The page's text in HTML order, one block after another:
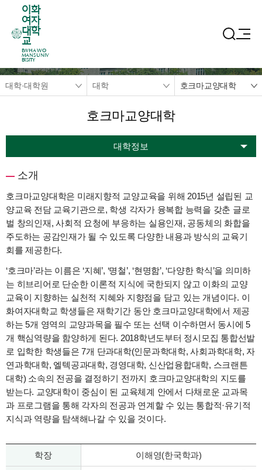
이화
여자
대학
교
EWHA WO
MANS UNIV
ERSITY
대학·대학원 대학 호크마교양대학
호크마교양대학
대학정보
소개
호크마교양대학은 미래지향적 교양교육을 위해 2015년 설립된 교
양교육 전담 교육기관으로, 학생 각자가 융복합 능력을 갖춘 글로
벌 창의인재, 사회적 요청에 부응하는 실용인재, 공동체의 화합을
주도하는 공감인재가 될 수 있도록 다양한 내용과 방식의 교육기
회를 제공한다.
‘호크마’라는 이름은 ‘지혜’, ‘명철’, ‘현명함’, ‘다양한 학식’을 의미하
는 히브리어로 단순한 이론적 지식에 국한되지 않고 이화의 교양
교육이 지향하는 실천적 지혜와 지향점을 담고 있는 개념이다. 이
화여자대학교 학생들은 재학기간 동안 호크마교양대학에서 제공
하는 5개 영역의 교양과목을 필수 또는 선택 이수하면서 동시에 5
개 핵심역량을 함양하게 된다. 2018학년도부터 정시모집 통합선발
로 입학한 학생들은 7개 단과대학(인문과학대학, 사회과학대학, 자
연과학대학, 엘텍공과대학, 경영대학, 신산업융합대학, 스크랜튼
대학) 소속의 전공을 결정하기 전까지 호크마교양대학의 지도를
받는다. 교양대학이 중심이 된 교육체계 안에서 다채로운 교과목
과 프로그램을 통해 각자의 전공과 연계할 수 있는 통합적·유기적
지식과 역량을 탐색해나갈 수 있을 것이다.
학장 이해영(한국학과)